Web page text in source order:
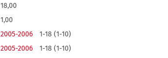
18,00
1,00
2005-2006
1-18 (1-10)
2005-2006
1-18 (1-10)